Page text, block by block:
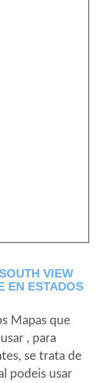
VIEW
EN ESTADOS
Mapas que
, para
se trata de
podeis usar